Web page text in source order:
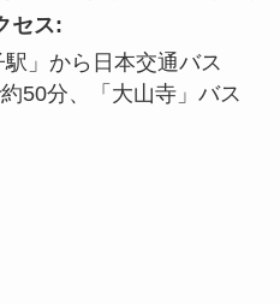
セス:
」から日本交通バス
50分、「大山寺」バス